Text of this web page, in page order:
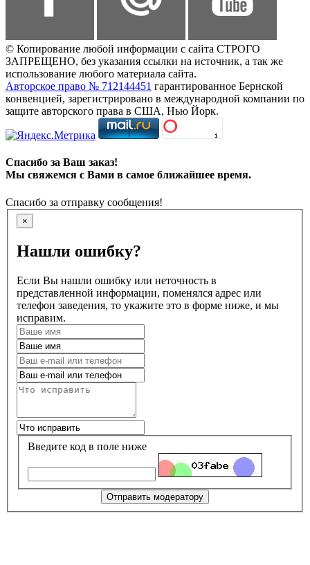
© Копирование любой информации с сайта СТРОГО
ЗАПРЕЩЕНО, без указания ссылки на источник, а так же
использование любого материала сайта.
Авторское право № 712144451 гарантированное Бернской
конвенцией, зарегистрировано в международной компании по
защите авторского права в США, Нью Йорк.
Спасибо за Ваш заказ!
Мы свяжемся с Вами в самое ближайшее время.
Спасибо за отправку сообщения!
×
Нашли ошибку?
Если Вы нашли ошибку или неточность в
представленной информации, поменялся адрес или
телефон заведения, то укажите это в форме ниже, и мы
исправим.
Введите код в поле ниже
Отправить модератору